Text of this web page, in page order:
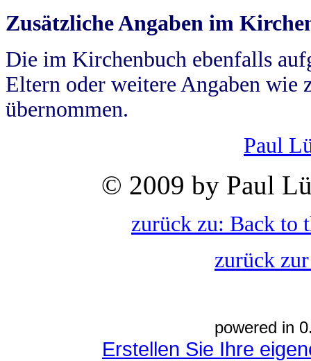
Zusätzliche Angaben im
Die im Kirchenbuch ebenfalls
Eltern oder weitere Angaben wie
übernommen.
Paul
© 2009 by Paul
zurück zu: Back to
zurück
powered in
Erstellen Sie Ihre